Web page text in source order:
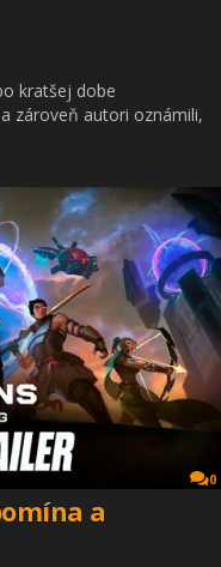
kratšej dobe
zároveň autori oznámili,
0
a